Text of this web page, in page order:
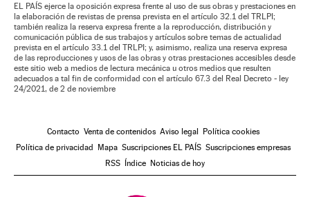
EL PAÍS ejerce la oposición expresa frente al uso de sus obras y prestaciones en
la elaboración de revistas de prensa prevista en el artículo 32.1 del TRLPI;
también realiza la reserva expresa frente a la reproducción, distribución y
comunicación pública de sus trabajos y artículos sobre temas de actualidad
prevista en el artículo 33.1 del TRLPI; y, asimismo, realiza una reserva expresa
de las reproducciones y usos de las obras y otras prestaciones accesibles desde
este sitio web a medios de lectura mecánica u otros medios que resulten
adecuados a tal fin de conformidad con el artículo 67.3 del Real Decreto - ley
24/2021, de 2 de noviembre
Contacto Venta de contenidos Aviso legal Política cookies
Política de privacidad Mapa Suscripciones EL PAÍS Suscripciones empresas
RSS Índice Noticias de hoy